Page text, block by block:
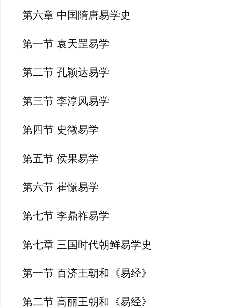
第六章 中国隋唐易学史
第一节 袁天罡易学
第二节 孔颖达易学
第三节 李淳风易学
第四节 史徵易学
第五节 侯果易学
第六节 崔憬易学
第七节 李鼎祚易学
第七章 三国时代朝鲜易学史
第一节 百济王朝和《易经》
第二节 高丽王朝和《易经》